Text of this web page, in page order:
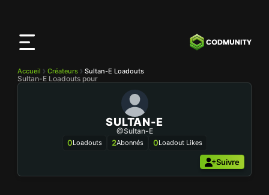
Accueil Créateurs Sultan-E Loadouts
Sultan-E Loadouts pour
SULTAN-E
@Sultan-E
0Loadouts 2Abonnés 0Loadout Likes
Suivre